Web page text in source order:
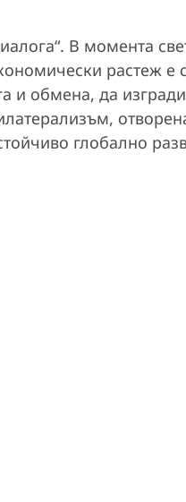
В момента
растеж е
и обмена, да
глобално